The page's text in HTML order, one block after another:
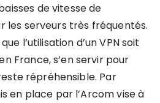
de vitesse de
les serveurs très fréquentés.
l’utilisation d’un VPN soit
France, s’en servir pour
répréhensible. Par
en place par l’Arcom vise à